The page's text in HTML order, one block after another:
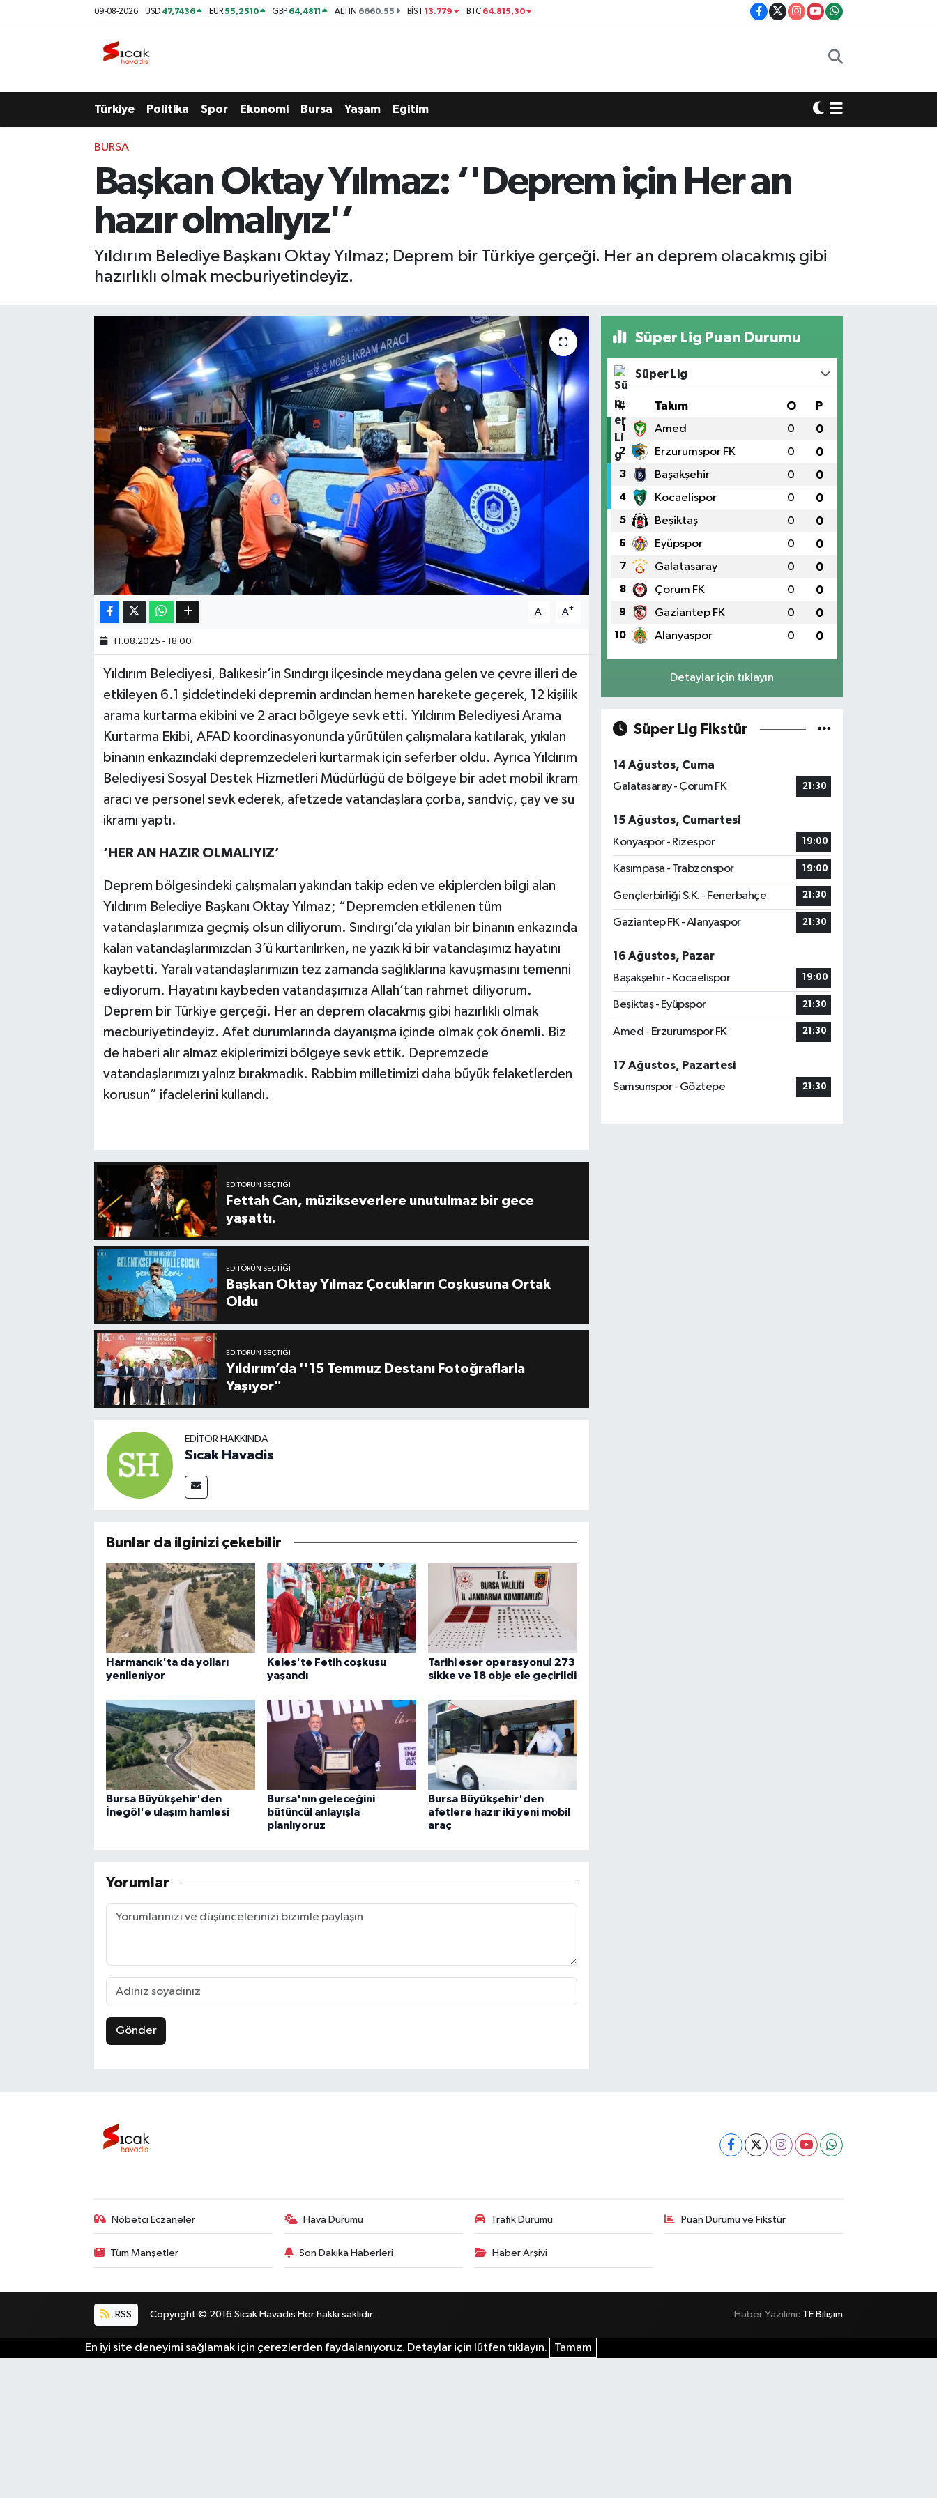
09-08-2026 USD 47,7436 EUR55,2510 GBP 64,4811 ALTIN 6660.55 BİST13.779 BTC 64.815,30
Türkiye Politika Spor Ekonomi Bursa Yaşam Eğitim
BURSA
Başkan Oktay Yılmaz: ‘'Deprem için Her an
hazır olmalıyız'’
Yıldırım Belediye Başkanı Oktay Yılmaz; Deprem bir Türkiye gerçeği. Her an deprem olacakmış gibi
hazırlıklı olmak mecburiyetindeyiz.
A- A+
11.08.2025 - 18:00
Yıldırım Belediyesi, Balıkesir’in Sındırgı ilçesinde meydana gelen ve çevre illeri de
etkileyen 6.1 şiddetindeki depremin ardından hemen harekete geçerek, 12 kişilik
arama kurtarma ekibini ve 2 aracı bölgeye sevk etti. Yıldırım Belediyesi Arama
Kurtarma Ekibi, AFAD koordinasyonunda yürütülen çalışmalara katılarak, yıkılan
binanın enkazındaki depremzedeleri kurtarmak için seferber oldu. Ayrıca Yıldırım
Belediyesi Sosyal Destek Hizmetleri Müdürlüğü de bölgeye bir adet mobil ikram
aracı ve personel sevk ederek, afetzede vatandaşlara çorba, sandviç, çay ve su
ikramı yaptı.
‘HER AN HAZIR OLMALIYIZ’
Deprem bölgesindeki çalışmaları yakından takip eden ve ekiplerden bilgi alan
Yıldırım Belediye Başkanı Oktay Yılmaz; “Depremden etkilenen tüm
vatandaşlarımıza geçmiş olsun diliyorum. Sındırgı’da yıkılan bir binanın enkazında
kalan vatandaşlarımızdan 3’ü kurtarılırken, ne yazık ki bir vatandaşımız hayatını
kaybetti. Yaralı vatandaşlarımızın tez zamanda sağlıklarına kavuşmasını temenni
ediyorum. Hayatını kaybeden vatandaşımıza Allah’tan rahmet diliyorum.
Deprem bir Türkiye gerçeği. Her an deprem olacakmış gibi hazırlıklı olmak
mecburiyetindeyiz. Afet durumlarında dayanışma içinde olmak çok önemli. Biz
de haberi alır almaz ekiplerimizi bölgeye sevk ettik. Depremzede
vatandaşlarımızı yalnız bırakmadık. Rabbim milletimizi daha büyük felaketlerden
korusun” ifadelerini kullandı.
EDITÖRÜN SEÇTIĞI
Fettah Can, müzikseverlere unutulmaz bir gece
yaşattı.
EDITÖRÜN SEÇTIĞI
Başkan Oktay Yılmaz Çocukların Coşkusuna Ortak
Oldu
EDITÖRÜN SEÇTIĞI
Yıldırım’da ''15 Temmuz Destanı Fotoğraflarla
Yaşıyor"
EDITÖR HAKKINDA
Sıcak Havadis
Bunlar da ilginizi çekebilir
Harmancık'ta da yolları
yenileniyor
Keles'te Fetih coşkusu
yaşandı
Tarihi eser operasyonu! 273
sikke ve 18 obje ele geçirildi
Bursa Büyükşehir'den
İnegöl'e ulaşım hamlesi
Bursa'nın geleceğini
bütüncül anlayışla
planlıyoruz
Bursa Büyükşehir'den
afetlere hazır iki yeni mobil
araç
Yorumlar
Gönder
Süper Lig Puan Durumu
Süper Lig
# Takım O P
1 Amed 0 0
2 Erzurumspor FK 0 0
3 Başakşehir 0 0
4 Kocaelispor 0 0
5 Beşiktaş 0 0
6 Eyüpspor 0 0
7 Galatasaray 0 0
8 Çorum FK 0 0
9 Gaziantep FK 0 0
10 Alanyaspor 0 0
Detaylar için tıklayın
Süper Lig Fikstür
14 Ağustos, Cuma
Galatasaray - Çorum FK
21:30
15 Ağustos, Cumartesi
Konyaspor - Rizespor
19:00
Kasımpaşa - Trabzonspor 19:00
Gençlerbirliği S.K. - Fenerbahçe 21:30
Gaziantep FK - Alanyaspor 21:30
16 Ağustos, Pazar
Başakşehir - Kocaelispor
19:00
Beşiktaş - Eyüpspor 21:30
Amed - Erzurumspor FK 21:30
17 Ağustos, Pazartesi
Samsunspor - Göztepe
21:30
Nöbetçi Eczaneler Hava Durumu Trafik Durumu Puan Durumu ve Fikstür
Tüm Manşetler Son Dakika Haberleri Haber Arşivi
RSS Copyright © 2016 Sıcak Havadis Her hakkı saklıdır. Haber Yazılımı: TE Bilişim
En iyi site deneyimi sağlamak için çerezlerden faydalanıyoruz. Detaylar için lütfen tıklayın. Tamam
Kültür & Sanat
Bilim, Teknoloji
Nöbetçi Eczaneler
Tüm Manşetler
Son Dakika Haberleri